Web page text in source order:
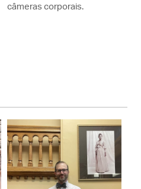
câmeras corporais.